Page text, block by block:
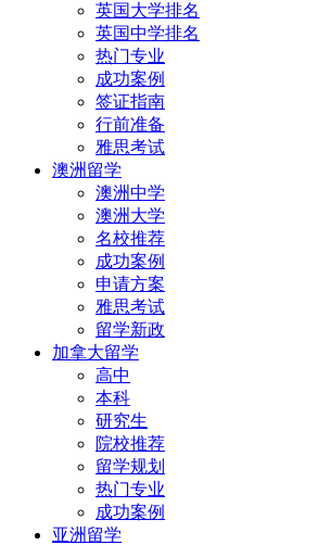
英国大学排名
英国中学排名
热门专业
成功案例
签证指南
行前准备
雅思考试
澳洲留学
澳洲中学
澳洲大学
名校推荐
成功案例
申请方案
雅思考试
留学新政
加拿大留学
高中
本科
研究生
院校推荐
留学规划
热门专业
成功案例
亚洲留学